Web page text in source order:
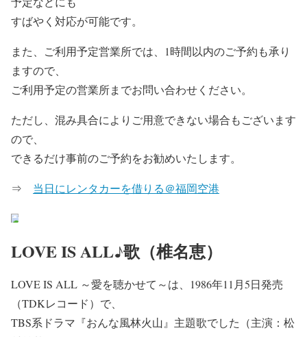
すばやく対応が可能です。
また、ご利用予定営業所では、1時間以内のご予約も承り
ますので、
ご利用予定の営業所までお問い合わせください。
ただし、混み具合によりご用意できない場合もございます
ので、
できるだけ事前のご予約をお勧めいたします。
⇒ 当日にレンタカーを借りる＠福岡空港
LOVE IS ALL♪歌（椎名恵）
LOVE IS ALL ～愛を聴かせて～は、1986年11月5日発売
（TDKレコード）で、
TBS系ドラマ『おんな風林火山』主題歌でした（主演：松